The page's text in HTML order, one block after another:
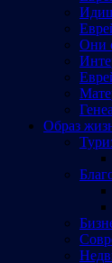
Они
Образ